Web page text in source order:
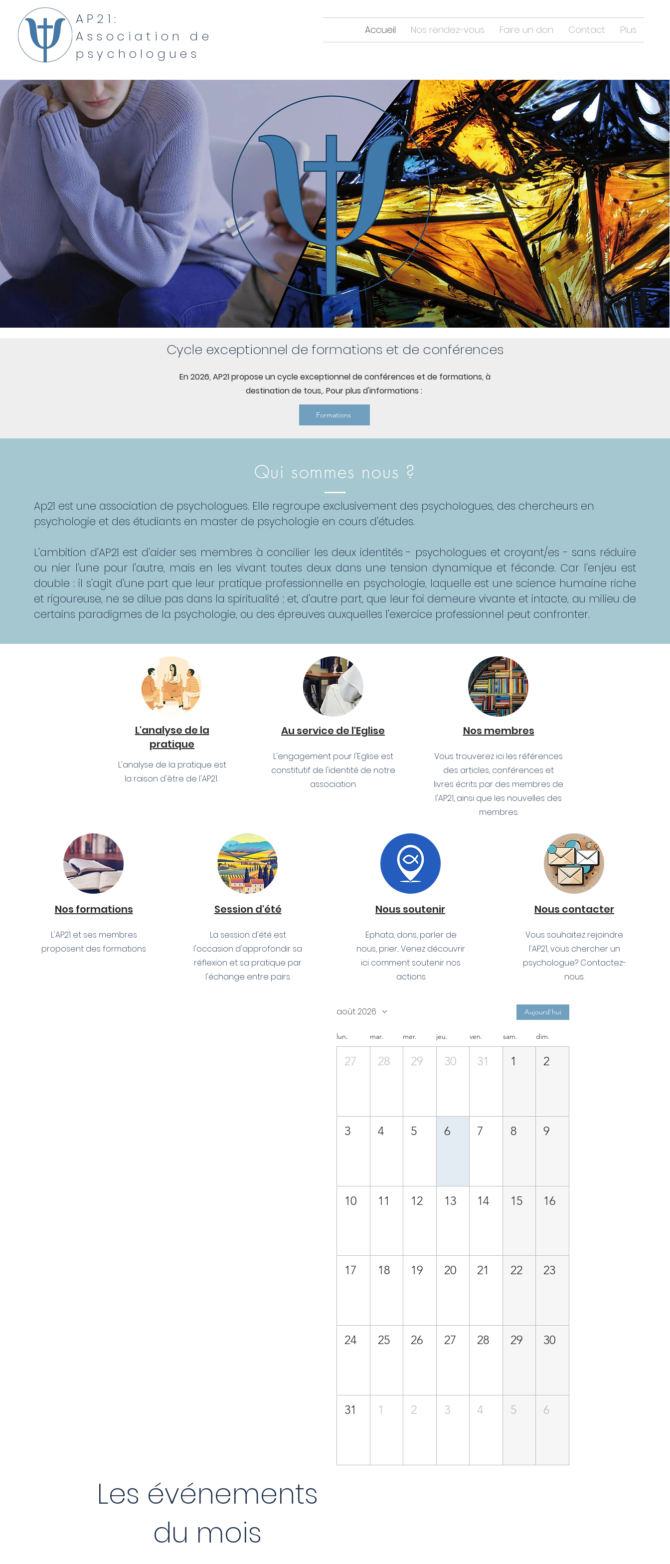
AP21:
Association de
psychologues
Accueil Nos rendez-vous Faire un don Contact Plus
Se connecter
Cycle exceptionnel de formations et de conférences
En 2026, AP21 propose un cycle exceptionnel de conférences et de formations, à
destination de tous,. Pour plus d'informations :
Formations
Qui sommes nous ?
Ap21 est une association de psychologues. Elle regroupe exclusivement des psychologues, des chercheurs en
psychologie et des étudiants en master de psychologie en cours d'études.
L'ambition d'AP21 est d'aider ses membres à concilier les deux identités - psychologues et croyant/es - sans réduire
ou nier l'une pour l'autre, mais en les vivant toutes deux dans une tension dynamique et féconde. Car l'enjeu est
double : il s'agit d'une part que leur pratique professionnelle en psychologie, laquelle est une science humaine riche
et rigoureuse, ne se dilue pas dans la spiritualité ; et, d'autre part, que leur foi demeure vivante et intacte, au milieu de
certains paradigmes de la psychologie, ou des épreuves auxquelles l'exercice professionnel peut confronter.
L'analyse de la
pratique
L'analyse de la pratique est
la raison d'être de l'AP21.
Au service de l'Eglise
L'engagement pour l'Eglise est
constitutif de l'identité de notre
association.
Nos membres
Vous trouverez ici les références
des articles, conférences et
livres écrits par des membres de
l'AP21, ainsi que les nouvelles des
membres.
Nos formations
L'AP21 et ses membres
proposent des formations
Session d'été
La session d'été est
l'occasion d'approfondir sa
réflexion et sa pratique par
l'échange entre pairs.
Nous soutenir
Ephata, dons, parler de
nous, prier... Venez découvrir
ici comment soutenir nos
actions
Nous contacter
Vous souhaitez rejoindre
l'AP21, vous chercher un
psychologue? Contactez-
nous.
Les événements
du mois
août 2026 Aujourd'hui
lun. mar. mer. jeu. ven. sam. dim.
27 28 29 30 31 1 2
3 4 5 6 7 8 9
10 11 12 13 14 15 16
17 18 19 20 21 22 23
24 25 26 27 28 29 30
31 1 2 3 4 5 6